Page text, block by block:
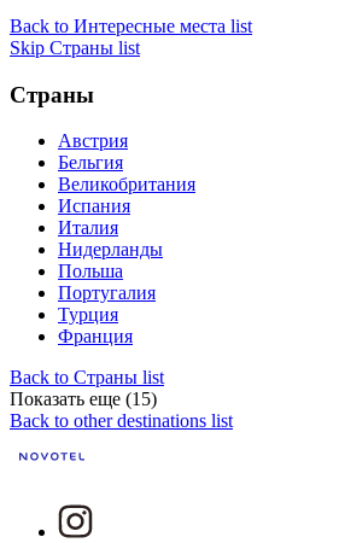
Back to Интересные места list
Skip Страны list
Страны
Австрия
Бельгия
Великобритания
Испания
Италия
Нидерланды
Польша
Португалия
Турция
Франция
Back to Страны list
Показать еще (15)
Back to other destinations list